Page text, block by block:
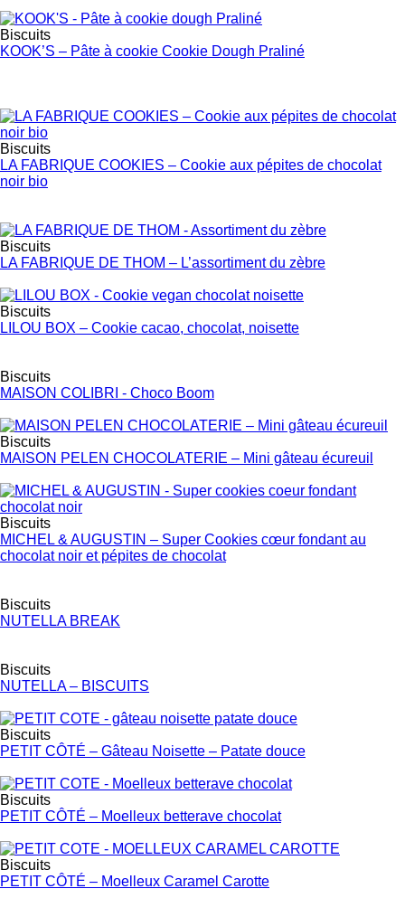
Biscuits
KOOK’S – Pâte à cookie Cookie Dough Praliné
Biscuits
LA FABRIQUE COOKIES – Cookie aux pépites de chocolat
noir bio
Biscuits
LA FABRIQUE DE THOM – L’assortiment du zèbre
Biscuits
LILOU BOX – Cookie cacao, chocolat, noisette
Biscuits
MAISON COLIBRI - Choco Boom
Biscuits
MAISON PELEN CHOCOLATERIE – Mini gâteau écureuil
Biscuits
MICHEL & AUGUSTIN – Super Cookies cœur fondant au
chocolat noir et pépites de chocolat
Biscuits
NUTELLA BREAK
Biscuits
NUTELLA – BISCUITS
Biscuits
PETIT CÔTÉ – Gâteau Noisette – Patate douce
Biscuits
PETIT CÔTÉ – Moelleux betterave chocolat
Biscuits
PETIT CÔTÉ – Moelleux Caramel Carotte